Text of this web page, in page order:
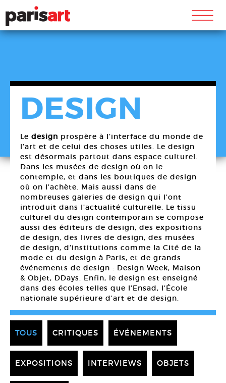
m
DESIGN
Le design prospère à l’interface du monde de
l’art et de celui des choses utiles. Le design
est désormais partout dans espace culturel.
Dans les musées de design où on le
contemple, et dans les boutiques de design
où on l’achète. Mais aussi dans de
nombreuses galeries de design qui l’ont
introduit dans l’actualité culturelle. Le tissu
culturel du design contemporain se compose
aussi des éditeurs de design, des expositions
de design, des livres de design, des musées
de design, d’institutions comme la Cité de la
mode et du design à Paris, et de grands
événements de design : Design Week, Maison
& Objet, DDays. Enfin, le design est enseigné
dans des écoles telles que l’Ensad, l’École
nationale supérieure d’art et de design.
TOUS CRITIQUES ÉVÉNEMENTS
EXPOSITIONS INTERVIEWS OBJETS